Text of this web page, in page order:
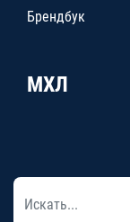
Брендбук
МХЛ